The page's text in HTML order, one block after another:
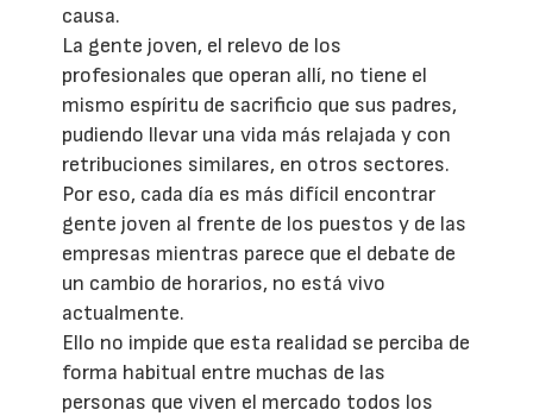
causa.
La gente joven, el relevo de los
profesionales que operan allí, no tiene el
mismo espíritu de sacrificio que sus padres,
pudiendo llevar una vida más relajada y con
retribuciones similares, en otros sectores.
Por eso, cada día es más difícil encontrar
gente joven al frente de los puestos y de las
empresas mientras parece que el debate de
un cambio de horarios, no está vivo
actualmente.
Ello no impide que esta realidad se perciba de
forma habitual entre muchas de las
personas que viven el mercado todos los